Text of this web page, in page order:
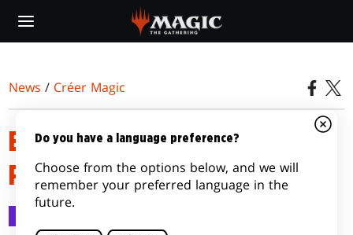
main
News / Créer Magic
BRIC-À-BRAC KALADESH,
PREMIÈRE PARTIE
Do you have a language preference?
Choose from the options below, and we will
remember your preferred language in the
future.